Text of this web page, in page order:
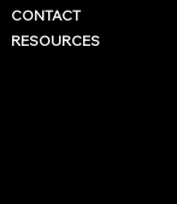
CONTACT
RESOURCES